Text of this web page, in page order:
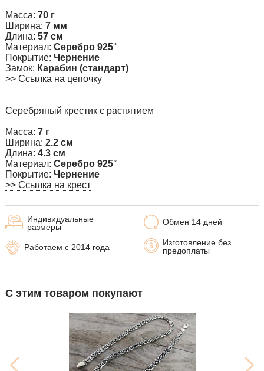
Масса: 70 г
Ширина: 7 мм
Длина: 57 см
Материал: Серебро 925 ̊
Покрытие: Чернение
Замок: Карабин (стандарт)
>> Ссылка на цепочку
Серебряный крестик с распятием
Масса: 7 г
Ширина: 2.2 см
Длина: 4.3 см
Материал: Серебро 925 ̊
Покрытие: Чернение
>> Ссылка на крест
Обмен 14 дней
Изготовление без
предоплаты
Индивидуальные
размеры
Работаем с 2014 года
С этим товаром покупают